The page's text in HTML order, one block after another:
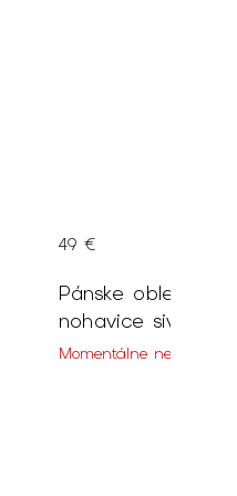
Pánske oblekové
nohavice sivej
Momentálne
49 €